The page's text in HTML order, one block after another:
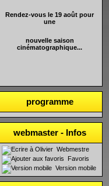
Rendez-vous le 19 août pour
une
nouvelle saison
cinématographique...
programme
webmaster - Infos
Webmestre
Favoris
Version mobile